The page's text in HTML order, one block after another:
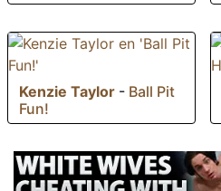
Kenzie Taylor - Ball Pit
Fun!